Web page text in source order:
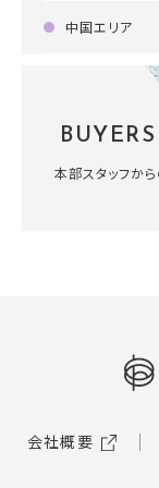
中国エリア
本部スタッフか
会社概要